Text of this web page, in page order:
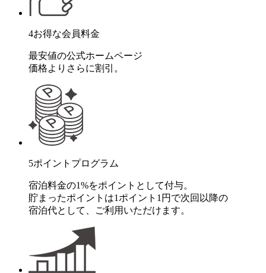
4お得な会員料金
最安値の公式ホームページ
価格よりさらに割引。
5ポイントプログラム
宿泊料金の1%をポイントとして付与。
貯まったポイントは1ポイント1円で次回以降の
宿泊代として、ご利用いただけます。